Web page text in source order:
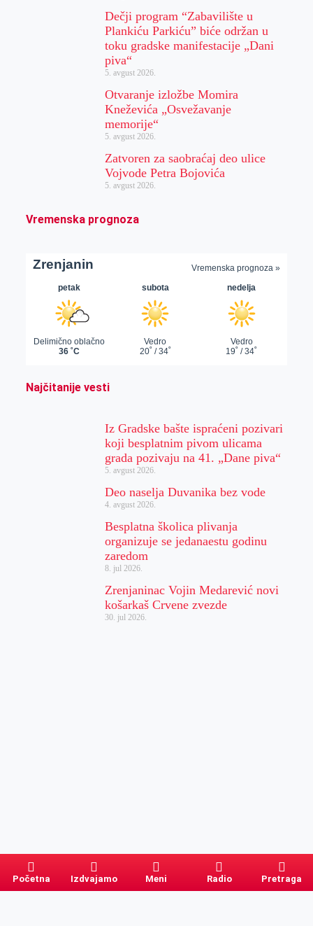
Dečji program “Zabavilište u
Plankiću Parkiću” biće održan u
toku gradske manifestacije „Dani
piva“
5. avgust 2026.
Otvaranje izložbe Momira
Kneževića „Osvežavanje
memorije“
5. avgust 2026.
Zatvoren za saobraćaj deo ulice
Vojvode Petra Bojovića
5. avgust 2026.
Vremenska prognoza
Najčitanije vesti
Iz Gradske bašte ispraćeni pozivari
koji besplatnim pivom ulicama
grada pozivaju na 41. „Dane piva“
5. avgust 2026.
Deo naselja Duvanika bez vode
4. avgust 2026.
Besplatna školica plivanja
organizuje se jedanaestu godinu
zaredom
8. jul 2026.
Zrenjaninac Vojin Medarević novi
košarkaš Crvene zvezde
30. jul 2026.
Početna Izdvajamo Meni Radio Pretraga